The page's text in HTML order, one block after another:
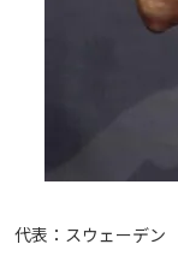
代表：スウェーデン